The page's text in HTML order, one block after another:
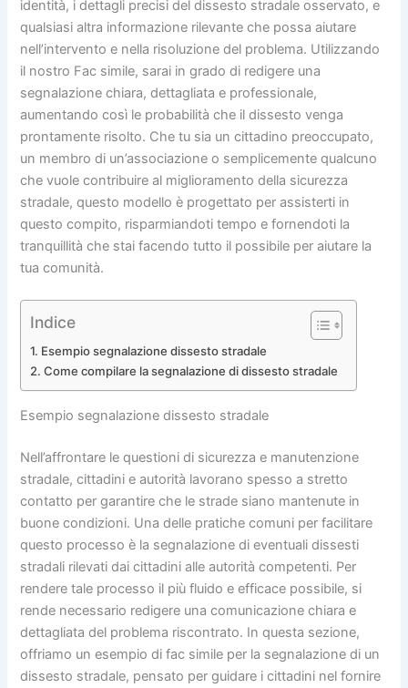
identità, i dettagli precisi del dissesto stradale osservato, e
qualsiasi altra informazione rilevante che possa aiutare
nell’intervento e nella risoluzione del problema. Utilizzando
il nostro Fac simile, sarai in grado di redigere una
segnalazione chiara, dettagliata e professionale,
aumentando così le probabilità che il dissesto venga
prontamente risolto. Che tu sia un cittadino preoccupato,
un membro di un’associazione o semplicemente qualcuno
che vuole contribuire al miglioramento della sicurezza
stradale, questo modello è progettato per assisterti in
questo compito, risparmiandoti tempo e fornendoti la
tranquillità che stai facendo tutto il possibile per aiutare la
tua comunità.
Indice
Esempio segnalazione dissesto stradale
Come compilare la segnalazione di dissesto stradale
Esempio segnalazione dissesto stradale
Nell’affrontare le questioni di sicurezza e manutenzione
stradale, cittadini e autorità lavorano spesso a stretto
contatto per garantire che le strade siano mantenute in
buone condizioni. Una delle pratiche comuni per facilitare
questo processo è la segnalazione di eventuali dissesti
stradali rilevati dai cittadini alle autorità competenti. Per
rendere tale processo il più fluido e efficace possibile, si
rende necessario redigere una comunicazione chiara e
dettagliata del problema riscontrato. In questa sezione,
offriamo un esempio di fac simile per la segnalazione di un
dissesto stradale, pensato per guidare i cittadini nel fornire